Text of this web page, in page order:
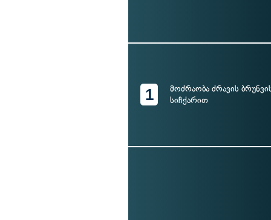
1
მოძრაობა ძრავის
სიჩქარით